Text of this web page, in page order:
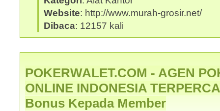
Website: http://www.murah-grosir.net/
Dibaca: 12157 kali
POKERWALET.COM - AGEN
ONLINE INDONESIA
Bonus Kepada Member